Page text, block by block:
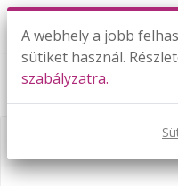
Már csak egy lépés:
A webhely a jobb
sütiket használ.
szabályzatra.